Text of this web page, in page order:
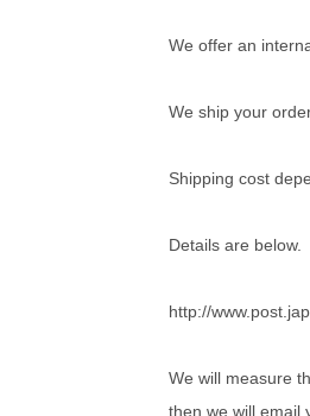
We offer an
We ship your
Shipping cost
Details are below.
http://
We will measure
then we will email